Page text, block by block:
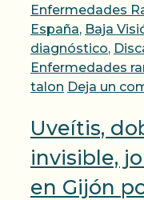
Enfermedades
España, Baja
diagnóstico,
Enfermedades
talon Deja un
Uveítis,
invisible,
en Gijón